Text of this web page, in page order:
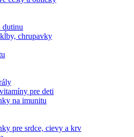
dutinu
chrupavky
pre deti
na imunitu
pre srdce, cievy a krv